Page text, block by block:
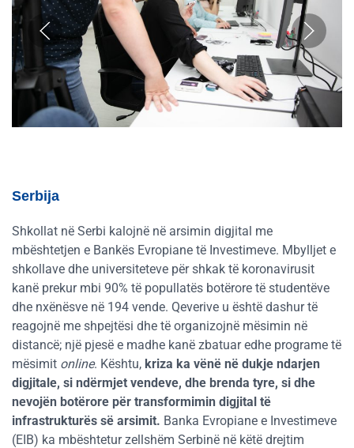
Serbija
Shkollat në Serbi kalojnë në arsimin digjital me
mbështetjen e Bankës Evropiane të Investimeve. Mbylljet e
shkollave dhe universiteteve për shkak të koronavirusit
kanë prekur mbi 90% të popullatës botërore të studentëve
dhe nxënësve në 194 vende. Qeverive u është dashur të
reagojnë me shpejtësi dhe të organizojnë mësimin në
distancë; një pjesë e madhe kanë zbatuar edhe programe të
mësimit online. Kështu, kriza ka vënë në dukje ndarjen
digjitale, si ndërmjet vendeve, dhe brenda tyre, si dhe
nevojën botërore për transformimin digjital të
infrastrukturës së arsimit. Banka Evropiane e Investimeve
(EIB) ka mbështetur zellshëm Serbinë në këtë drejtim